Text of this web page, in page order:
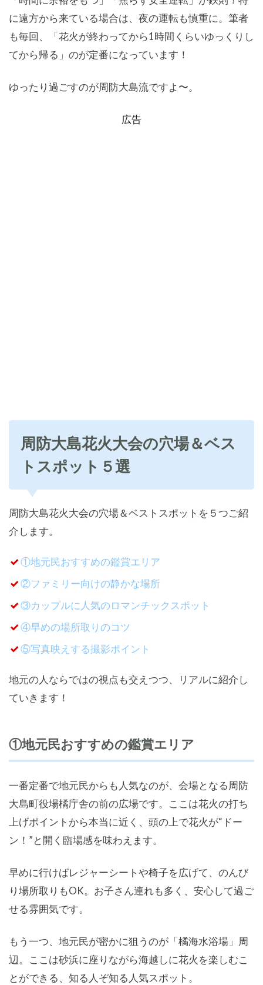
に遠方から来ている場合は、夜の運転も慎重に。筆者
も毎回、「花火が終わってから1時間くらいゆっくりし
てから帰る」のが定番になっています！
ゆったり過ごすのが周防大島流ですよ〜。
広告
周防大島花火大会の穴場＆ベス
トスポット５選
周防大島花火大会の穴場＆ベストスポットを５つご紹
介します。
①地元民おすすめの鑑賞エリア
②ファミリー向けの静かな場所
③カップルに人気のロマンチックスポット
④早めの場所取りのコツ
⑤写真映えする撮影ポイント
地元の人ならではの視点も交えつつ、リアルに紹介し
ていきます！
①地元民おすすめの鑑賞エリア
一番定番で地元民からも人気なのが、会場となる周防
大島町役場橘庁舎の前の広場です。ここは花火の打ち
上げポイントから本当に近く、頭の上で花火が“ドー
ン！”と開く臨場感を味わえます。
早めに行けばレジャーシートや椅子を広げて、のんび
り場所取りもOK。お子さん連れも多く、安心して過ご
せる雰囲気です。
もう一つ、地元民が密かに狙うのが「橘海水浴場」周
辺。ここは砂浜に座りながら海越しに花火を楽しむこ
とができる、知る人ぞ知る人気スポット。